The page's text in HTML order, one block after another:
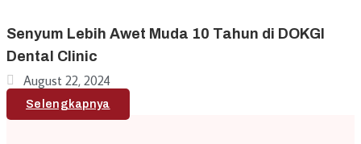
Senyum Lebih Awet Muda 10 Tahun di DOKGI
Dental Clinic
August 22, 2024
Selengkapnya